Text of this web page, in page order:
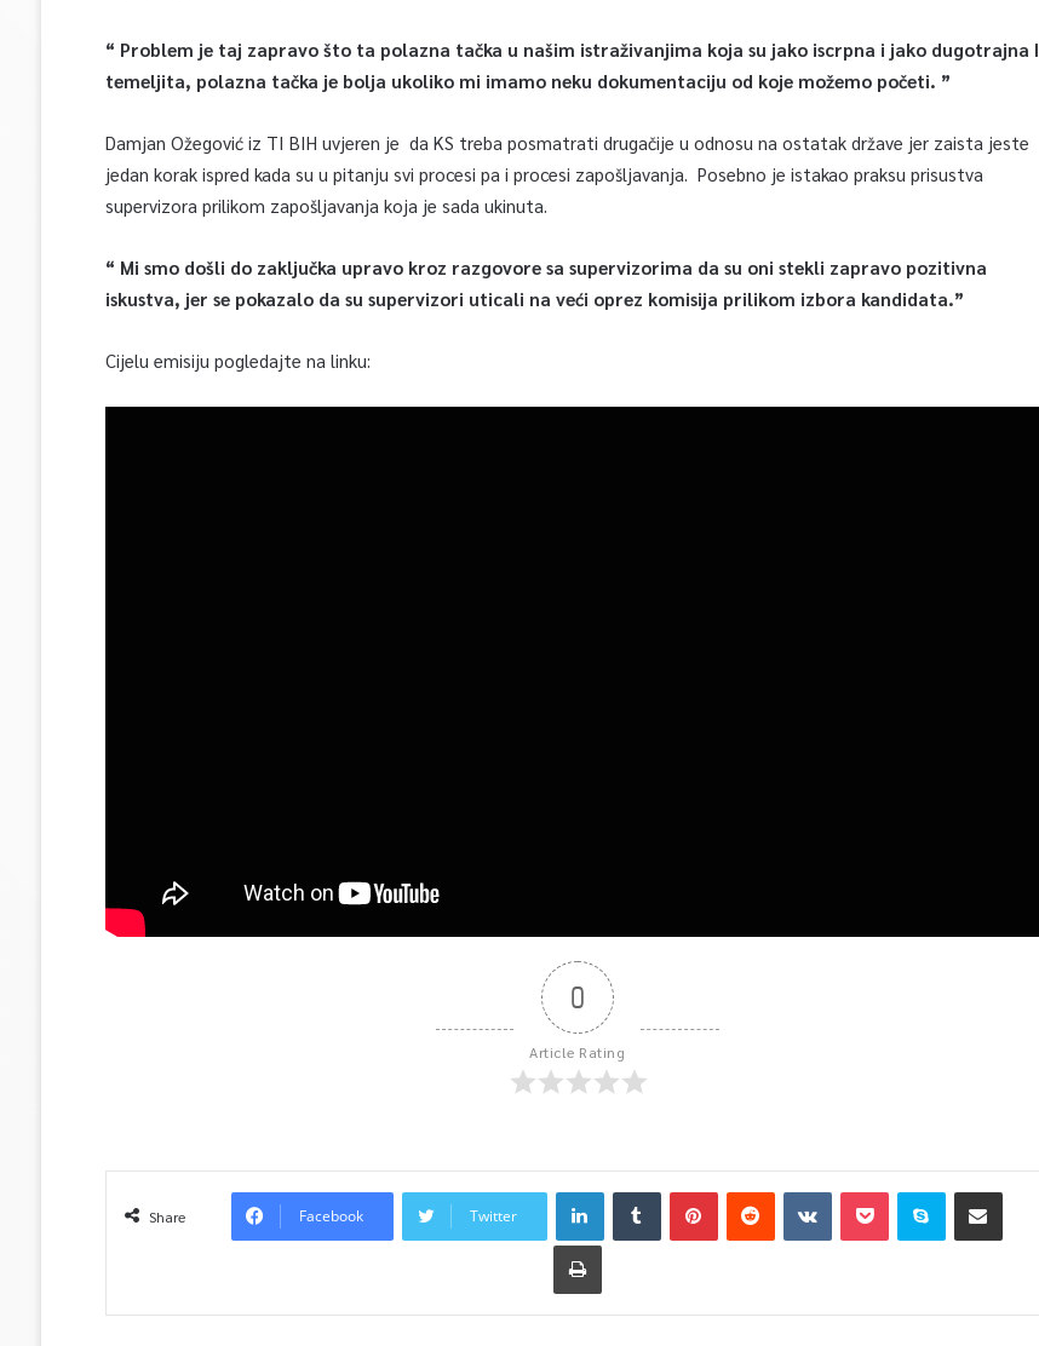
“ Problem je taj zapravo što ta polazna tačka u našim istraživanjima koja su jako iscrpna i jako dugotrajna I
temeljita, polazna tačka je bolja ukoliko mi imamo neku dokumentaciju od koje možemo početi. ”
Damjan Ožegović iz TI BIH uvjeren je da KS treba posmatrati drugačije u odnosu na ostatak države jer zaista jeste
jedan korak ispred kada su u pitanju svi procesi pa i procesi zapošljavanja. Posebno je istakao praksu prisustva
supervizora prilikom zapošljavanja koja je sada ukinuta.
“ Mi smo došli do zaključka upravo kroz razgovore sa supervizorima da su oni stekli zapravo pozitivna
iskustva, jer se pokazalo da su supervizori uticali na veći oprez komisija prilikom izbora kandidata.”
Cijelu emisiju pogledajte na linku:
0
Article Rating
Share Facebook Twitter